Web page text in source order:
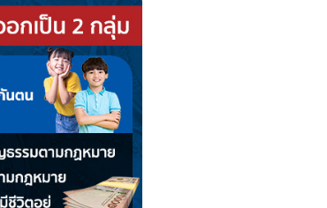
สามารถใช้สิทธิ์เพื่อเป็นรายได้ระหว่างต
750 บาทต่อเดือน เงินจำนวน 450 บาท จ